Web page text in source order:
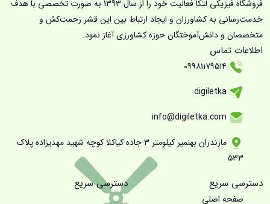
فروشگاه فیزیکی لتکا فعالیت خود را از سال 1393 به صورت تخصصی با هدف
خدمت‌رسانی به کشاورزان و ایجاد ارتباط بین این قشر زحمت‌کش و
متخصصان و دانش‌آموختگان حوزه کشاورزی آغاز نمود.
اطلاعات تماس
مازندران بهنمیر کیلومتر ۳ جاده کیاکلا کوچه شهید مهدیزاده پلاک
۵۳۳
دسترسی سریع
صفحه اصلی
دسترسی سریع